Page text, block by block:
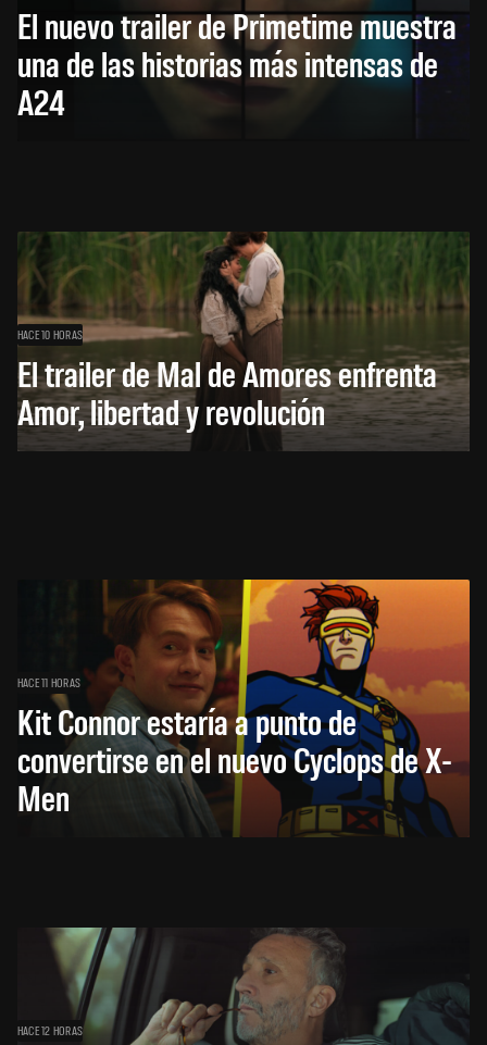
El nuevo trailer de Primetime muestra
una de las historias más intensas de
A24
HACE 10 HORAS
El trailer de Mal de Amores enfrenta
Amor, libertad y revolución
HACE 11 HORAS
Kit Connor estaría a punto de
convertirse en el nuevo Cyclops de X-
Men
HACE 12 HORAS